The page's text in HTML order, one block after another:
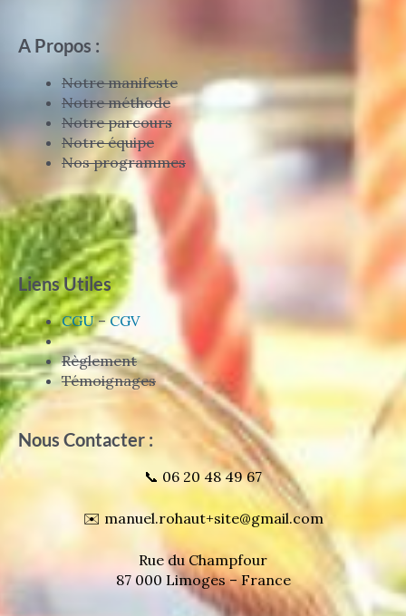
A Propos :
Notre manifeste
Notre méthode
Notre parcours
Notre équipe
Nos programmes
Liens Utiles
CGU–CGV
Règlement
Témoignages
Nous Contacter :
📞 06 20 48 49 67
✉️ manuel.rohaut+site@gmail.com
Rue du Champfour
87 000 Limoges – France